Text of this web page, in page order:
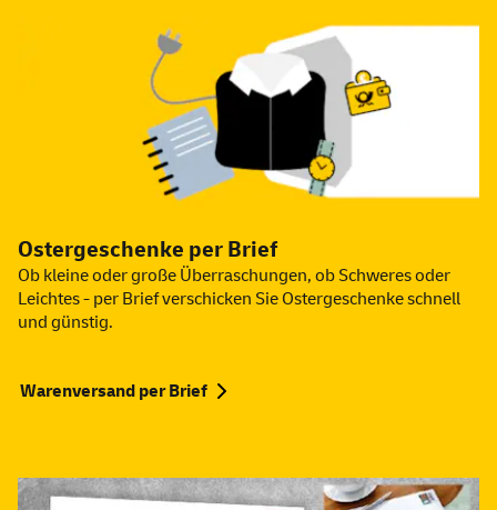
Ostergeschenke per Brief
Ob kleine oder große Überraschungen, ob Schweres oder
Leichtes - per Brief verschicken Sie Ostergeschenke schnell
und günstig.
Warenversand per Brief